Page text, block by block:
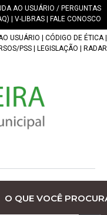
AO USUÁRIO / PERGUNTAS
V-LIBRAS FALE CONOSCO
USUÁRIO CÓDIGO DE ÉTICA|
PSS LEGISLAÇÃO RADAR
O QUE VOCÊ